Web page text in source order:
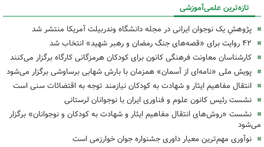
تازه‌ترین علمی‌آموزشی
پژوهشِ یک نوجوان ایرانی در مجله دانشگاه وندربیلت آمریکا منتشر شد
۴۲ روایت برای «قصه‌های جنگ رمضان و رهبر شهید» انتخاب شد
کارشناسان معاونت فرهنگی کانون برای کودکان هرمزگانی کارگاه‌ برگزار می‌کنند
پویش ملی «نامه‌ای از آسمان» همزمان با بارش شهابی برساوشی برگزار می‌شود
انتقال مفاهیم ایثار و شهادت به کودکان نیازمند توجه به اقتضائات سنی است
نشست رئیس کانون علوم و فناوری ایران با نوجوانان لرستانی
نشست «روش‌های انتقال مفاهیم ایثار و شهادت به کودکان و نوجوانان» برگزار
می‌شود
نوآوری مهم‌ترین معیار داوری جشنواره جوان خوارزمی است